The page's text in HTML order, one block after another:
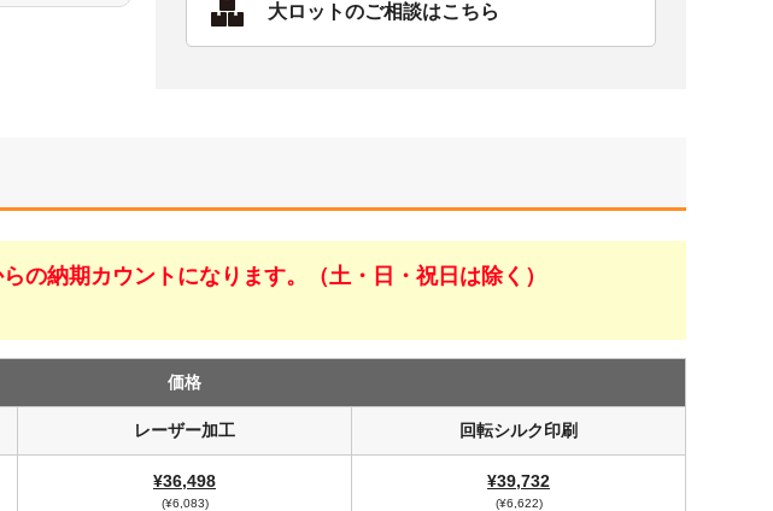
大ロットのご相談はこちら
の納期カウントになります。（土・日・祝日は除く）
価格
レーザー加工 回転シルク印刷
¥36,498
(¥6,083)
¥39,732
(¥6,622)